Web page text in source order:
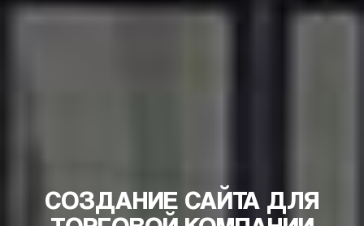
СОЗДАНИЕ САЙТА ДЛЯ